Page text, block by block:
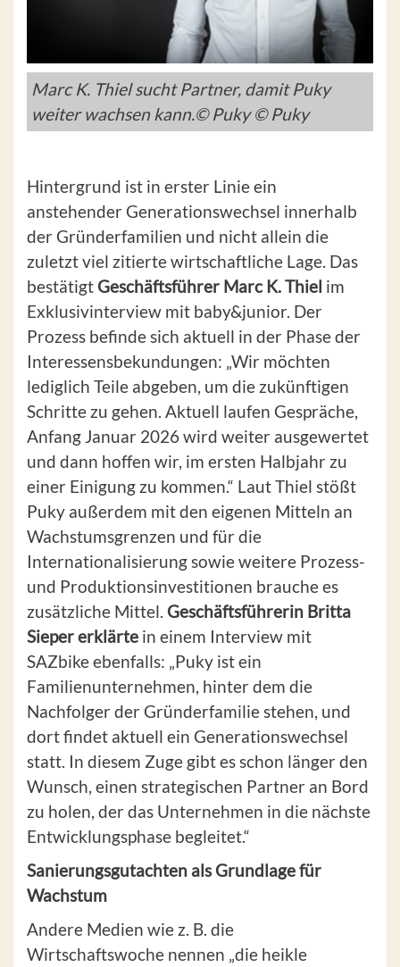
Marc K. Thiel sucht Partner, damit Puky
weiter wachsen kann.© Puky © Puky
Hintergrund ist in erster Linie ein
anstehender Generationswechsel innerhalb
der Gründerfamilien und nicht allein die
zuletzt viel zitierte wirtschaftliche Lage. Das
bestätigt Geschäftsführer Marc K. Thiel im
Exklusivinterview mit baby&junior. Der
Prozess befinde sich aktuell in der Phase der
Interessensbekundungen: „Wir möchten
lediglich Teile abgeben, um die zukünftigen
Schritte zu gehen. Aktuell laufen Gespräche,
Anfang Januar 2026 wird weiter ausgewertet
und dann hoffen wir, im ersten Halbjahr zu
einer Einigung zu kommen.“ Laut Thiel stößt
Puky außerdem mit den eigenen Mitteln an
Wachstumsgrenzen und für die
Internationalisierung sowie weitere Prozess-
und Produktionsinvestitionen brauche es
zusätzliche Mittel. Geschäftsführerin Britta
Sieper erklärte in einem Interview mit
SAZbike ebenfalls: „Puky ist ein
Familienunternehmen, hinter dem die
Nachfolger der Gründerfamilie stehen, und
dort findet aktuell ein Generationswechsel
statt. In diesem Zuge gibt es schon länger den
Wunsch, einen strategischen Partner an Bord
zu holen, der das Unternehmen in die nächste
Entwicklungsphase begleitet.“
Sanierungsgutachten als Grundlage für
Wachstum
Andere Medien wie z. B. die
Wirtschaftswoche nennen „die heikle